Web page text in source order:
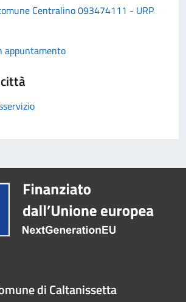
Centralino 093474111 - URP
appuntamento
di Caltanissetta